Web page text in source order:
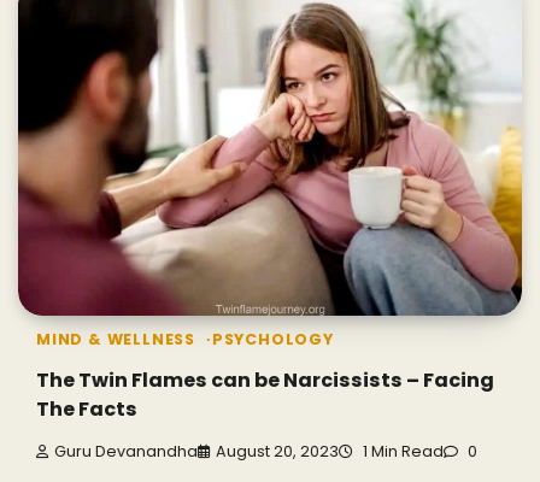
MIND & WELLNESS PSYCHOLOGY
The Twin Flames can be Narcissists – Facing
The Facts
Guru Devanandha August 20, 2023 1 Min Read 0